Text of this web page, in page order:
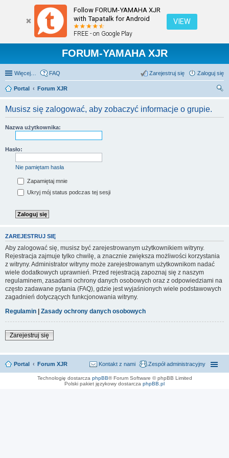
Follow FORUM-YAMAHA XJR
with Tapatalk for Android
FREE - on Google Play
VIEW
FORUM-YAMAHA XJR
Więcej… FAQ Zaloguj się
Zarejestruj się
Portal
Forum XJR
Musisz się zalogować, aby zobaczyć informacje o grupie.
Nazwa użytkownika:
Hasło:
Nie pamiętam hasła
Zapamiętaj mnie
Ukryj mój status podczas tej sesji
ZAREJESTRUJ SIĘ
Aby zalogować się, musisz być zarejestrowanym użytkownikiem witryny.
Rejestracja zajmuje tylko chwilę, a znacznie zwiększa możliwości korzystania
z witryny. Administrator witryny może zarejestrowanym użytkownikom nadać
wiele dodatkowych uprawnień. Przed rejestracją zapoznaj się z naszym
regulaminem, zasadami ochrony danych osobowych oraz z odpowiedziami na
często zadawane pytania (FAQ), gdzie jest wyjaśnionych wiele podstawowych
zagadnień dotyczących funkcjonowania witryny.
Regulamin
Zasady ochrony danych osobowych
Zarejestruj się
Portal Forum XJR Zespół administracyjny
Kontakt z nami
Technologię dostarcza phpBB® Forum Software © phpBB Limited
Polski pakiet językowy dostarcza phpBB.pl